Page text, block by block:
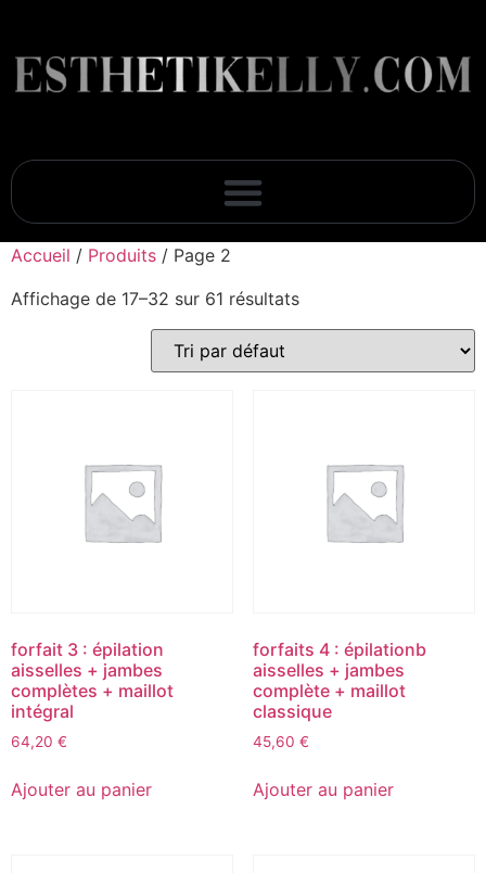
Accueil / Produits / Page 2
Affichage de 17–32 sur 61 résultats
forfait 3 : épilation
aisselles + jambes
complètes + maillot
intégral
64,20 €
Ajouter au panier
forfaits 4 : épilationb
aisselles + jambes
complète + maillot
classique
45,60 €
Ajouter au panier